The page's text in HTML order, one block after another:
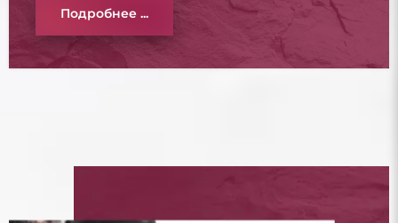
Подробнее ...